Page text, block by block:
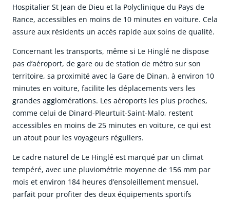
Hospitalier St Jean de Dieu et la Polyclinique du Pays de
Rance, accessibles en moins de 10 minutes en voiture. Cela
assure aux résidents un accès rapide aux soins de qualité.
Concernant les transports, même si Le Hinglé ne dispose
pas d’aéroport, de gare ou de station de métro sur son
territoire, sa proximité avec la Gare de Dinan, à environ 10
minutes en voiture, facilite les déplacements vers les
grandes agglomérations. Les aéroports les plus proches,
comme celui de Dinard-Pleurtuit-Saint-Malo, restent
accessibles en moins de 25 minutes en voiture, ce qui est
un atout pour les voyageurs réguliers.
Le cadre naturel de Le Hinglé est marqué par un climat
tempéré, avec une pluviométrie moyenne de 156 mm par
mois et environ 184 heures d’ensoleillement mensuel,
parfait pour profiter des deux équipements sportifs